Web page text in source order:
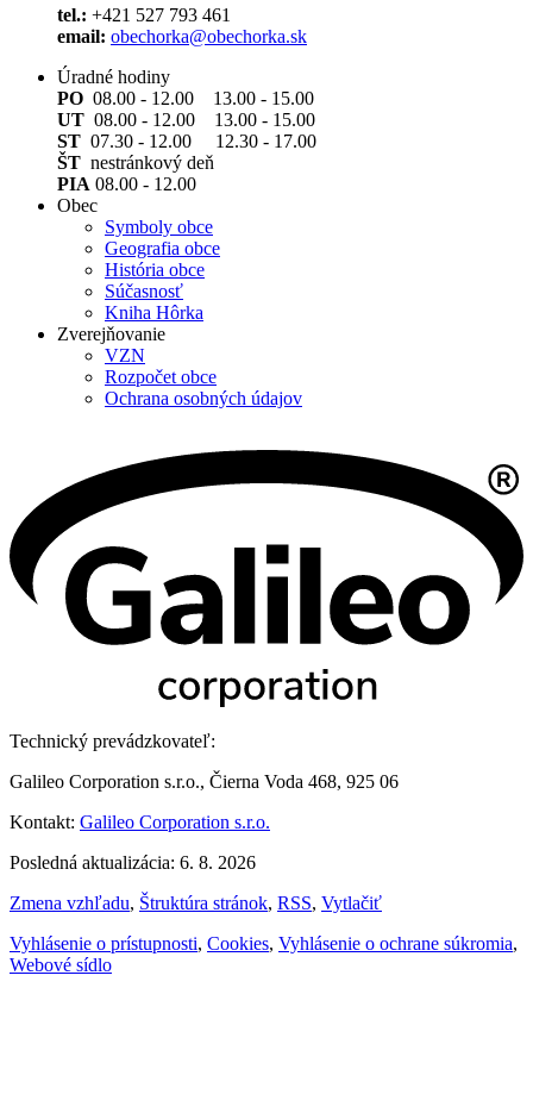
tel.: +421 527 793 461
email: obechorka@obechorka.sk
Úradné hodiny
PO 08.00 - 12.00 13.00 - 15.00
UT 08.00 - 12.00 13.00 - 15.00
ST 07.30 - 12.00 12.30 - 17.00
ŠT nestránkový deň
PIA 08.00 - 12.00
Obec
Symboly obce
Geografia obce
História obce
Súčasnosť
Kniha Hôrka
Zverejňovanie
VZN
Rozpočet obce
Ochrana osobných údajov
Technický prevádzkovateľ:
Galileo Corporation s.r.o., Čierna Voda 468, 925 06
Kontakt: Galileo Corporation s.r.o.
Posledná aktualizácia: 6. 8. 2026
Zmena vzhľadu, Štruktúra stránok, RSS, Vytlačiť
Vyhlásenie o prístupnosti, Cookies, Vyhlásenie o ochrane súkromia,
Webové sídlo